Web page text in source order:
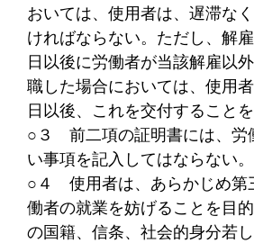
おいては、使用者は、遅滞な
ければならない。ただし、解
日以後に労働者が当該解雇以
職した場合においては、使用
日以後、これを交付することを
○３ 前二項の証明書には、労
い事項を記入してはならない。
○４ 使用者は、あらかじめ第
働者の就業を妨げることを目
の国籍、信条、社会的身分若